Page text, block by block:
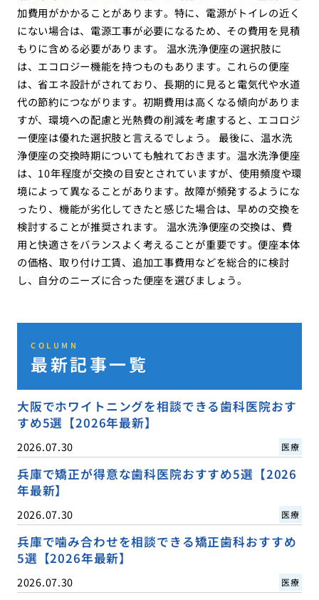
加費用がかかることがあります。特に、電源がトイレの近く
にない場合は、電源工事が必要になるため、その費用を見積
もりに含める必要があります。 温水洗浄便座の選択肢に
は、エコロジー機能を持つものもあります。これらの便座
は、省エネ設計がされており、長期的に見ると電気代や水道
代の節約につながります。初期費用は高くなる傾向がありま
すが、環境への配慮と光熱費の削減を考慮すると、エコロジ
ー便座は優れた選択肢と言えるでしょう。 最後に、温水洗
浄便座の交換時期についても触れておきます。温水洗浄便座
は、10年程度が交換の目安とされていますが、使用頻度や環
境によって異なることがあります。故障が頻発するようにな
ったり、機能が劣化してきたと感じた場合は、早めの交換を
検討することが推奨されます。 温水洗浄便座の交換は、費
用と快適さをバランスよく考えることが重要です。便座本体
の価格、取り付け工賃、追加工事費用などを総合的に検討
し、自分のニーズに合った便座を選びましょう。
COLUMN
最新記事一覧
大阪でホワイトニングを相談できる歯科医院おす
すめ5選【2026年最新】
2026.07.30 医療
兵庫で矯正が得意な歯科医院おすすめ5選【2026
年最新】
2026.07.30 医療
兵庫で噛み合わせを相談できる矯正歯科おすすめ
5選【2026年最新】
2026.07.30 医療